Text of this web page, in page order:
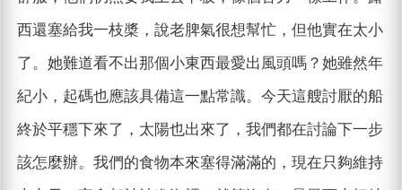
西還塞給我一枝槳，說老脾氣很想幫忙，但他實在太小
了。她難道看不出那個小東西最愛出風頭嗎？她雖然年
紀小，起碼也應該具備這一點常識。今天這艘討厭的船
終於平穩下來了，太陽也出來了，我們都在討論下一步
該怎麼辦。我們的食物本來塞得滿滿的，現在只夠維持